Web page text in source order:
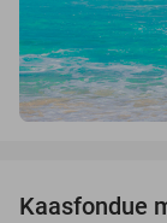
Kaasfondue